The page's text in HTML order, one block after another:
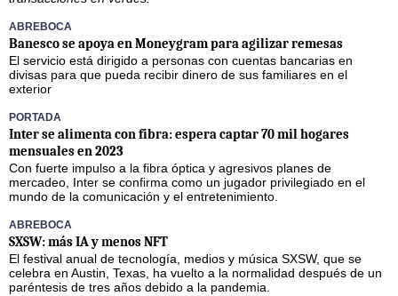
ABREBOCA
Banesco se apoya en Moneygram para agilizar remesas
El servicio está dirigido a personas con cuentas bancarias en
divisas para que pueda recibir dinero de sus familiares en el
exterior
PORTADA
Inter se alimenta con fibra: espera captar 70 mil hogares
mensuales en 2023
Con fuerte impulso a la fibra óptica y agresivos planes de
mercadeo, Inter se confirma como un jugador privilegiado en el
mundo de la comunicación y el entretenimiento.
ABREBOCA
SXSW: más IA y menos NFT
El festival anual de tecnología, medios y música SXSW, que se
celebra en Austin, Texas, ha vuelto a la normalidad después de un
paréntesis de tres años debido a la pandemia.